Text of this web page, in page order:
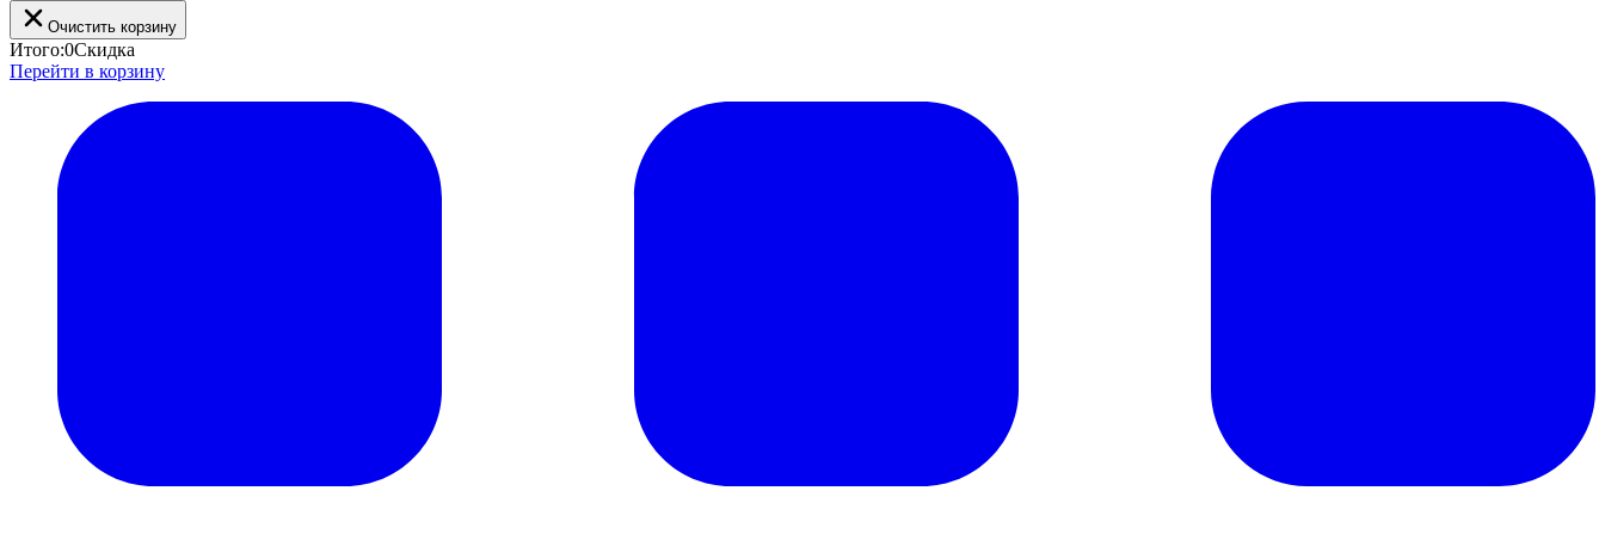
Очистить корзину
Итого:0Скидка
Перейти в корзину